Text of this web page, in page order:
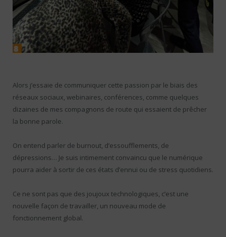
Alors j’essaie de communiquer cette passion par le biais des
réseaux sociaux, webinaires, conférences, comme quelques
dizaines de mes compagnons de route qui essaient de prêcher
la bonne parole.
On entend parler de burnout, d’essoufflements, de
dépressions… Je suis intimement convaincu que le numérique
pourra aider à sortir de ces états d’ennui ou de stress quotidiens.
Ce ne sont pas que des joujoux technologiques, c’est une
nouvelle façon de travailler, un nouveau mode de
fonctionnement global.